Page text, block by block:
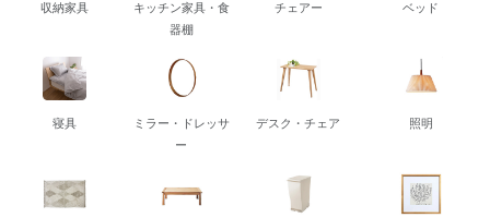
収納家具
キッチン家具・食
器棚
チェアー ベッド
寝具
ミラー・ドレッサ
ー
デスク・チェア 照明